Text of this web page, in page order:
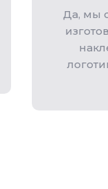
Да, мы